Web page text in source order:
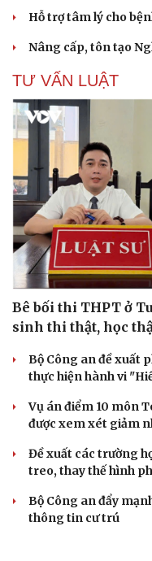
Hỗ trợ tâm lý cho
Nâng cấp, tôn tạo
TƯ VẤN LUẬT
Bê bối thi THPT ở
sinh thi thật, học
Bộ Công an đề xuất
thực hiện hành vi
Vụ án điểm 10 môn
được xem xét giảm
Đề xuất các trường
treo, thay thế hình
Bộ Công an đẩy
thông tin cư trú